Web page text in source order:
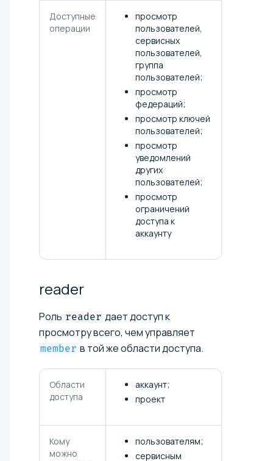
Доступные
операции
просмотр
пользователей,
сервисных
пользователей,
группа
пользователей;
просмотр
федераций;
просмотр ключей
пользователей;
просмотр
уведомлений
других
пользователей;
просмотр
ограничений
доступа к
аккаунту
reader
Роль reader дает доступ к
просмотру всего, чем управляет
member в той же области доступа.
Области
доступа
аккаунт;
проект
Кому
можно
пользователям;
сервисным